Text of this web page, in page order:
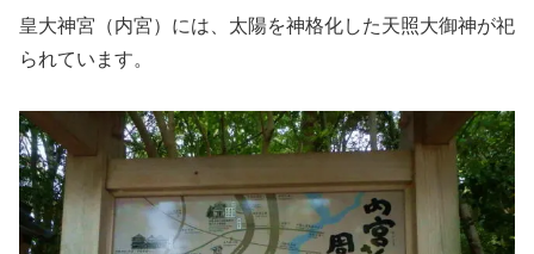
皇大神宮（内宮）には、太陽を神格化した天照大御神が祀
られています。